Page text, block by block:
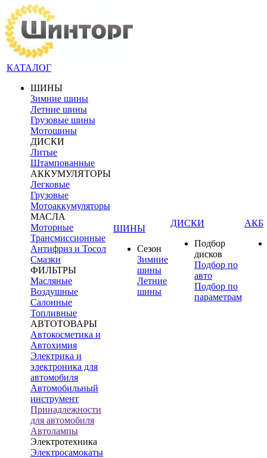
КАТАЛОГ
ШИНЫ
Зимние шины
Летние шины
Грузовые шины
Мотошины
ДИСКИ
Литые
Штампованные
АККУМУЛЯТОРЫ
Легковые
Грузовые
Мотоаккумуляторы
МАСЛА
Моторные
Трансмиссионные
Антифриз и Тосол
Смазки
ФИЛЬТРЫ
Масляные
Воздушные
Салонные
Топливные
АВТОТОВАРЫ
Автокосметика и
Автохимия
Электрика и
электроника для
автомобиля
Автомобильный
инструмент
Принадлежности
для автомобиля
Автолампы
Электротехника
Электросамокаты
ШИНЫ
Сезон
Зимние
шины
Летние
шины
ДИСКИ
Подбор
дисков
Подбор по
авто
Подбор по
параметрам
АКБ